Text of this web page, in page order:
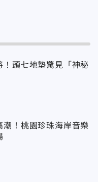
！頭七地墊驚見「神秘
潮！桃園珍珠海岸音樂